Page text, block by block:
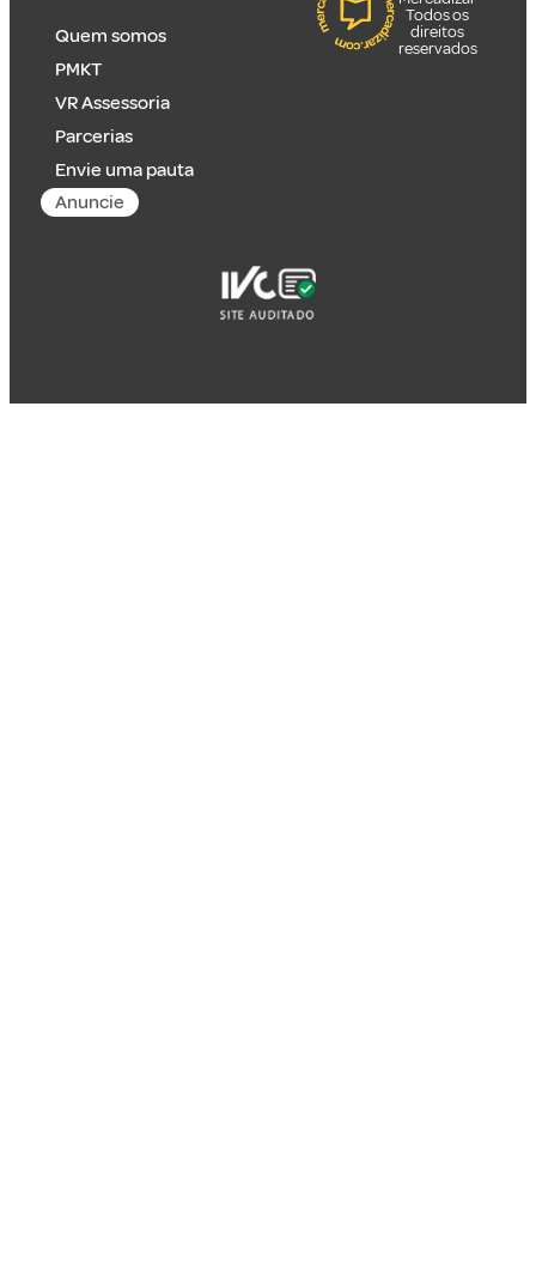
Quem somos
PMKT
VR Assessoria
Parcerias
Envie uma pauta
Anuncie
Todos os
direitos
reservados